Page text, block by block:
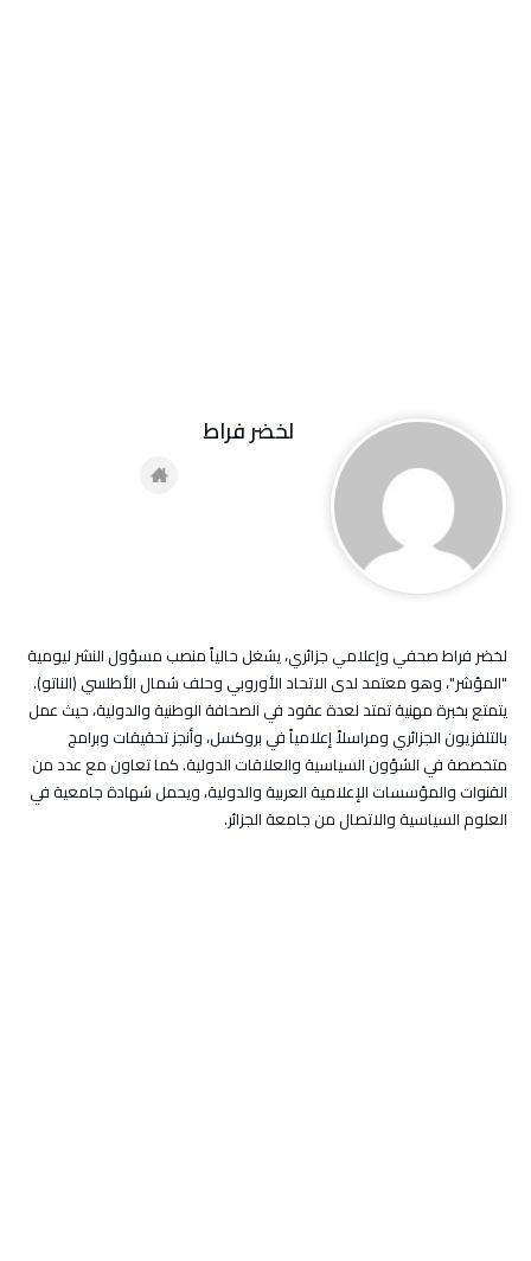
لخضر فراط
لخضر فراط صحفي وإعلامي جزائري، يشغل حالياً منصب مسؤول النشر ليومية
"المؤشر"، وهو معتمد لدى الاتحاد الأوروبي وحلف شمال الأطلسي (الناتو).
يتمتع بخبرة مهنية تمتد لعدة عقود في الصحافة الوطنية والدولية، حيث عمل
بالتلفزيون الجزائري ومراسلاً إعلامياً في بروكسل، وأنجز تحقيقات وبرامج
متخصصة في الشؤون السياسية والعلاقات الدولية. كما تعاون مع عدد من
القنوات والمؤسسات الإعلامية العربية والدولية، ويحمل شهادة جامعية في
العلوم السياسية والاتصال من جامعة الجزائر.